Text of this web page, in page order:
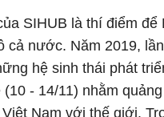
SIHUB là thí điểm
cả nước. Năm 2019,
hệ sinh thái phát
(10 - 14/11) nhằm
Nam với thế giới.